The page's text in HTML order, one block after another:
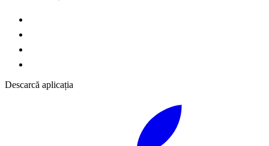
Descarcă aplicația